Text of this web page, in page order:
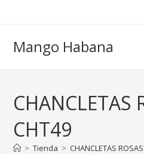
Mango Habana
CHANCLETAS
CHT49
> Tienda > CHANCLETAS